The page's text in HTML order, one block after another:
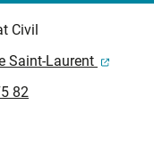
Civil
Saint-Laurent
82